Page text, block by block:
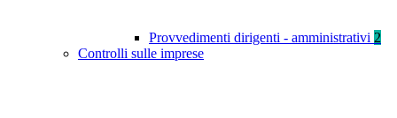
Provvedimenti dirigenti - amministrativi 2
Controlli sulle imprese